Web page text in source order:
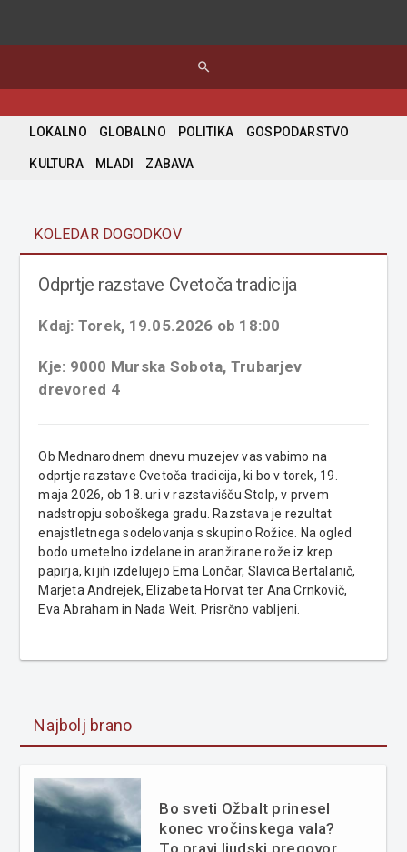
search
LOKALNO GLOBALNO POLITIKA GOSPODARSTVO
KULTURA MLADI ZABAVA
KOLEDAR DOGODKOV
Odprtje razstave Cvetoča tradicija
Kdaj: Torek, 19.05.2026 ob 18:00
Kje: 9000 Murska Sobota, Trubarjev
drevored 4
Ob Mednarodnem dnevu muzejev vas vabimo na
odprtje razstave Cvetoča tradicija, ki bo v torek, 19.
maja 2026, ob 18. uri v razstavišču Stolp, v prvem
nadstropju soboškega gradu. Razstava je rezultat
enajstletnega sodelovanja s skupino Rožice. Na ogled
bodo umetelno izdelane in aranžirane rože iz krep
papirja, ki jih izdelujejo Ema Lončar, Slavica Bertalanič,
Marjeta Andrejek, Elizabeta Horvat ter Ana Crnkovič,
Eva Abraham in Nada Weit. Prisrčno vabljeni.
Najbolj brano
Bo sveti Ožbalt prinesel
konec vročinskega vala?
To pravi ljudski pregovor